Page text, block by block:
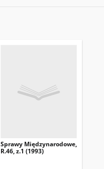
Sprawy Międzynarodowe,
R.46, z.1 (1993)